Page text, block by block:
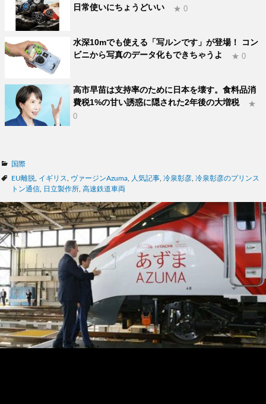
日常使いにちょうどいい
★ 0
水深10mでも使える「写ルンです」が登場！ コン
ビニから写真のデータ化もできちゃうよ
★ 0
高市早苗は支持率のために日本を壊す。食料品消
費税1%の甘い誘惑に隠された2年後の大増税
★
0
カ
テ
ゴ
ー
国際
タ
グ
EU離脱 イギリス ヴァージンAzuma 人気記事 冷泉彰彦 冷泉彰彦のプリンス
トン通信
日立製作所 高速鉄道車両